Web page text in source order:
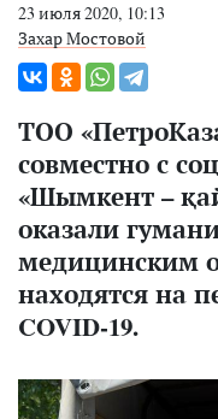
23 июля 2020, 10:13
Захар Мостовой
ТОО
совместно с
«Шымкент –
оказали
медицинским
находятся на
COVID-19.